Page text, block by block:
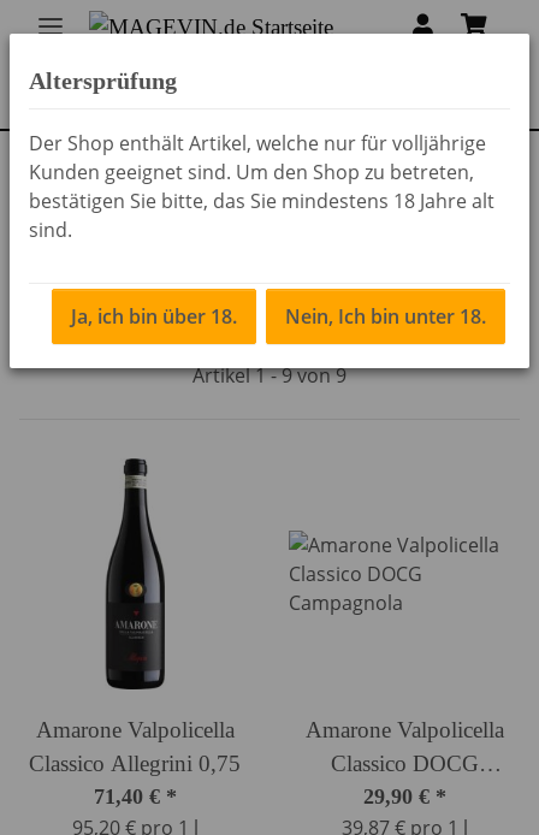
Startseite
Artikel 1 - 9 von 9
Amarone Valpolicella
Classico Allegrini 0,75
71,40 € *
95,20 € pro 1 l
Amarone Valpolicella
Classico DOCG
Campagnola
29,90 € *
39,87 € pro 1 l
Altersprüfung
Der Shop enthält Artikel, welche nur für volljährige
Kunden geeignet sind. Um den Shop zu betreten,
bestätigen Sie bitte, das Sie mindestens 18 Jahre alt
sind.
Ja, ich bin über 18. Nein, Ich bin unter 18.